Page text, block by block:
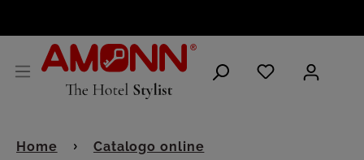
Home
Catalogo online